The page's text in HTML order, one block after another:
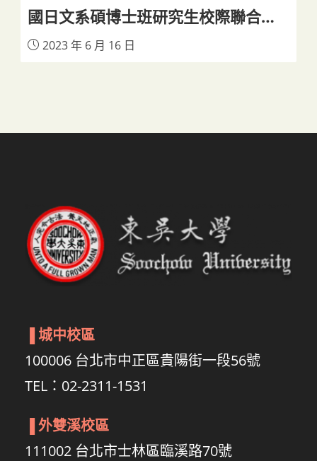
國日文系碩博士班研究生校際聯合發
表大會
2023 年 6 月 16 日
城中校區
100006 台北市中正區貴陽街一段56號
TEL：02-2311-1531
外雙溪校區
111002 台北市士林區臨溪路70號